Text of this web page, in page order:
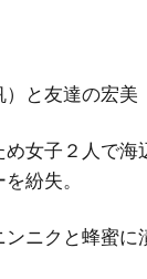
と友達の宏美
め女子２人で海
紛失。
ニクと蜂蜜に